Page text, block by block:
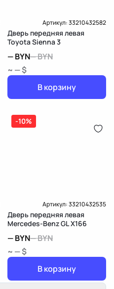
Артикул:33210432582
Дверь передняя левая
Toyota Sienna 3
—BYN—BYN
~ — $
В корзину
-10%
Артикул:33210432535
Дверь передняя левая
Mercedes-Benz GL X166
—BYN—BYN
~ — $
В корзину